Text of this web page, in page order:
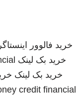
خرید فالوور
خرید بک لینک
خرید بک لینک
credit financial